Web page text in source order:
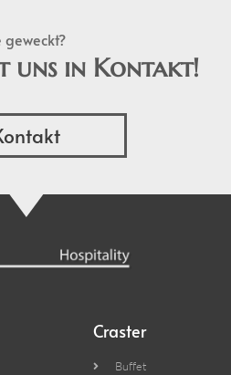
uns in Kontakt!
Craster
Buffet